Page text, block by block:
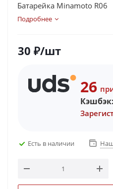
Батарейка Minamoto R06
Подробнее
30 ₽/шт
26
Кэшбэк:
Есть в наличии